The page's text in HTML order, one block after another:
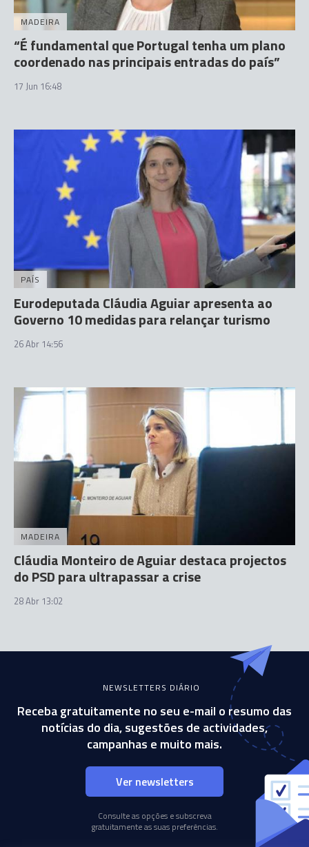
MADEIRA
“É fundamental que Portugal tenha um plano
coordenado nas principais entradas do país”
17 Jun 16:48
PAÍS
Eurodeputada Cláudia Aguiar apresenta ao
Governo 10 medidas para relançar turismo
26 Abr 14:56
MADEIRA
Cláudia Monteiro de Aguiar destaca projectos
do PSD para ultrapassar a crise
28 Abr 13:02
NEWSLETTERS DIÁRIO
Receba gratuitamente no seu e-mail o resumo das
notícias do dia, sugestões de actividades,
campanhas e muito mais.
Ver newsletters
Consulte as opções e subscreva
gratuitamente as suas preferências.